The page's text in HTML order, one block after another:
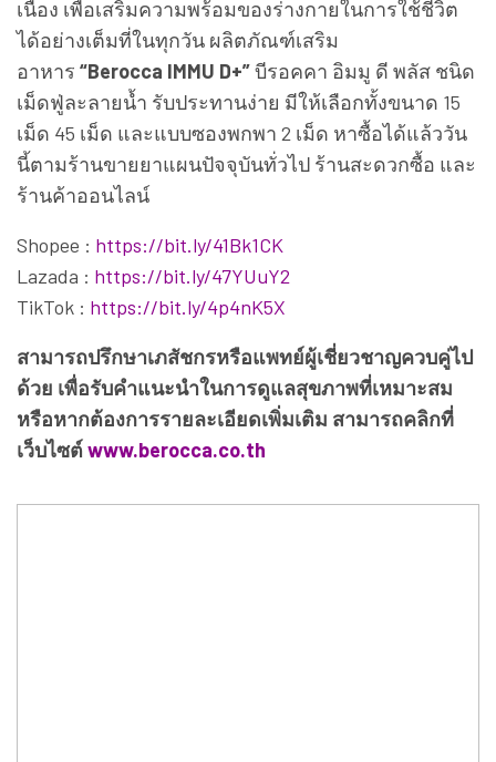
เนื่อง เพื่อเสริมความพร้อมของร่างกายในการใช้ชีวิต
ได้อย่างเต็มที่ในทุกวัน ผลิตภัณฑ์เสริม
อาหาร “Berocca IMMU D+”บีรอคคา อิมมู ดี พลัส ชนิด
เม็ดฟู่ละลายน้ำ รับประทานง่าย มีให้เลือกทั้งขนาด 15
เม็ด 45 เม็ด และแบบซองพกพา 2 เม็ด หาซื้อได้แล้ววัน
นี้ตามร้านขายยาแผนปัจจุบันทั่วไป ร้านสะดวกซื้อ และ
ร้านค้าออนไลน์
Shopee : https://bit.ly/41Bk1CK
Lazada : https://bit.ly/47YUuY2
TikTok : https://bit.ly/4p4nK5X
สามารถปรึกษาเภสัชกรหรือแพทย์ผู้เชี่ยวชาญควบคู่ไป
ด้วย เพื่อรับคำแนะนำในการดูแลสุขภาพที่เหมาะสม
หรือหากต้องการรายละเอียดเพิ่มเติม สามารถคลิกที่
เว็บไซต์ www.berocca.co.th